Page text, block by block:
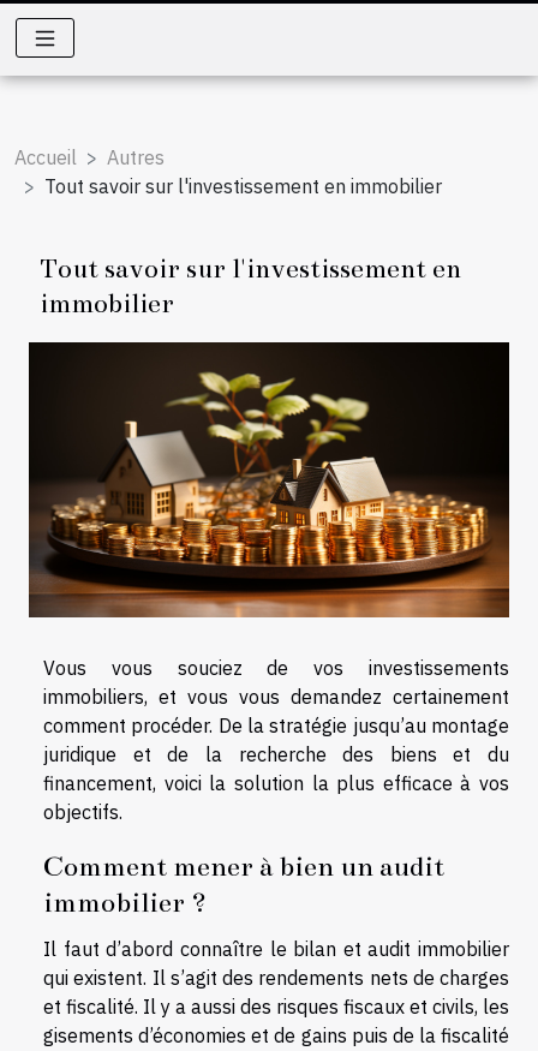
Accueil
Autres
Tout savoir sur l'investissement en immobilier
Tout savoir sur l'investissement en
immobilier
Vous vous souciez de vos investissements
immobiliers, et vous vous demandez certainement
comment procéder. De la stratégie jusqu’au montage
juridique et de la recherche des biens et du
financement, voici la solution la plus efficace à vos
objectifs.
Comment mener à bien un audit
immobilier ?
Il faut d’abord connaître le bilan et audit immobilier
qui existent. Il s’agit des rendements nets de charges
et fiscalité. Il y a aussi des risques fiscaux et civils, les
gisements d’économies et de gains puis de la fiscalité